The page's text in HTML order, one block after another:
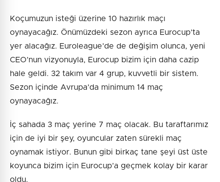
Koçumuzun isteği üzerine 10 hazırlık maçı
oynayacağız. Önümüzdeki sezon ayrıca Eurocup’ta
yer alacağız. Euroleague’de de değişim olunca, yeni
CEO’nun vizyonuyla, Eurocup bizim için daha cazip
hale geldi. 32 takım var 4 grup, kuvvetli bir sistem.
Sezon içinde Avrupa’da minimum 14 maç
oynayacağız.
İç sahada 3 maç yerine 7 maç olacak. Bu taraftarımız
için de iyi bir şey, oyuncular zaten sürekli maç
oynamak istiyor. Bunun gibi birkaç tane şeyi üst üste
koyunca bizim için Eurocup’a geçmek kolay bir karar
oldu.